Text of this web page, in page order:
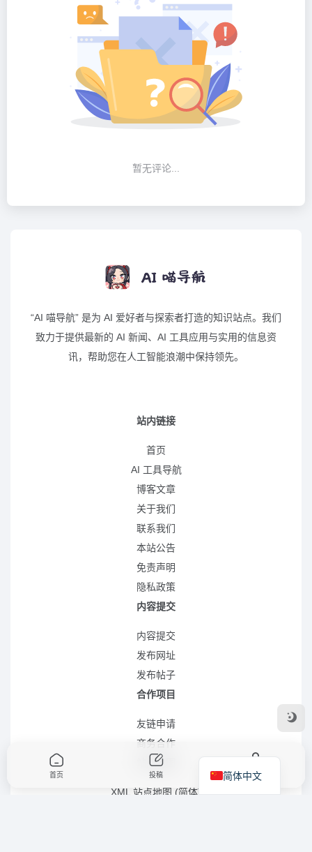
暂无评论...
“AI 喵导航” 是为 AI 爱好者与探索者打造的知识站点。我们
致力于提供最新的 AI 新闻、AI 工具应用与实用的信息资
讯，帮助您在人工智能浪潮中保持领先。
站内链接
首页
AI 工具导航
博客文章
关于我们
联系我们
本站公告
免责声明
隐私政策
内容提交
内容提交
发布网址
发布帖子
合作项目
友链申请
商务合作
站点地图
XML 站点地图 (简体)
首页 投稿 我的
简体中文